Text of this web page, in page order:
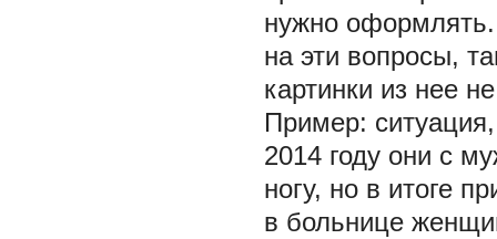
нужно оформлять.
на эти вопросы,
картинки из нее
Пример:
2014 году они с
ногу, но в итоге
в больнице